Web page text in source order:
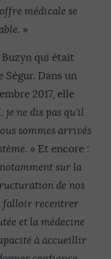
médicale se
»
Buzyn qui était
Ségur. Dans un
2017, elle
je ne dis pas qu’il
sommes arrivés
» Et encore :
sur la
de nos
falloir recentrer
et la médecine
à accueillir